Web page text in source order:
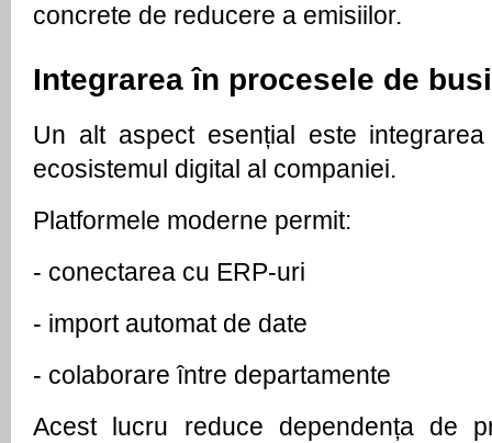
concrete de reducere a emisiilor.
Integrarea în procesele de
Un alt aspect esențial este
ecosistemul digital al companiei.
Platformele moderne permit:
- conectarea cu ERP-uri
- import automat de date
- colaborare între departamente
Acest lucru reduce dependența de